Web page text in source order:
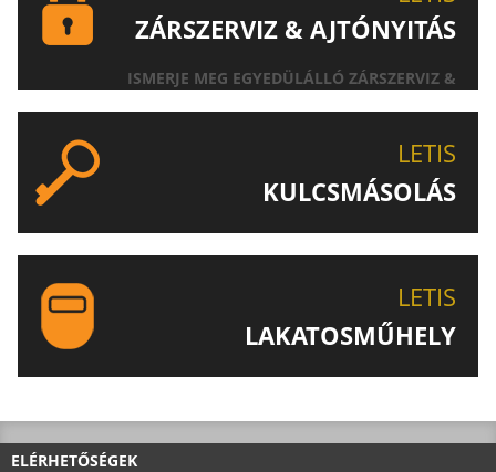
ZÁRSZERVIZ & AJTÓNYITÁS
ISMERJE MEG EGYEDÜLÁLLÓ ZÁRSZERVIZ &
LETIS
KULCSMÁSOLÁS
LETIS
LAKATOSMŰHELY
ELÉRHETŐSÉGEK